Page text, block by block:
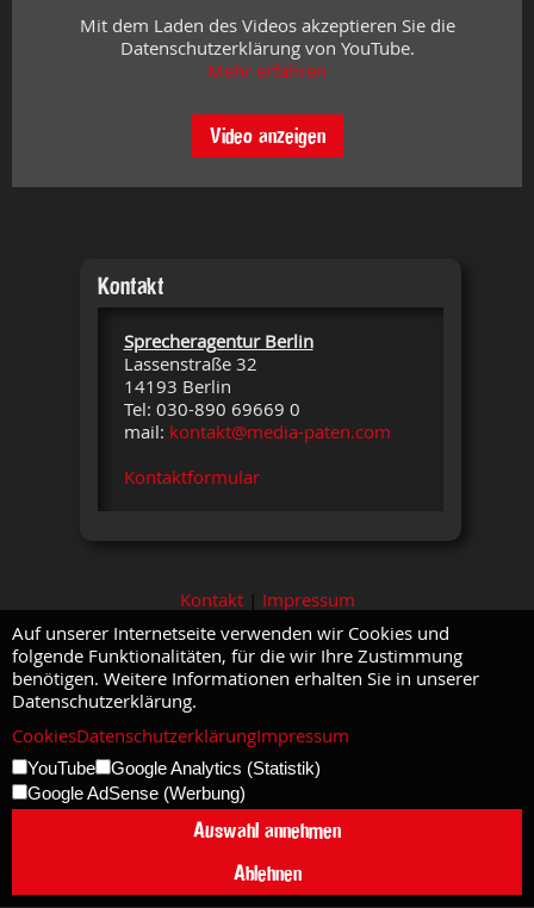
Mit dem Laden des Videos akzeptieren Sie die
Datenschutzerklärung von YouTube.
Mehr erfahren
Video anzeigen
Kontakt
Sprecheragentur Berlin
Lassenstraße 32
14193 Berlin
Tel: 030-890 69669 0
mail: kontakt@media-paten.com
Kontaktformular
Kontakt| Impressum
Auf unserer Internetseite verwenden wir Cookies und
folgende Funktionalitäten, für die wir Ihre Zustimmung
benötigen. Weitere Informationen erhalten Sie in unserer
Datenschutzerklärung.
CookiesDatenschutzerklärungImpressum
YouTube
Google Analytics (Statistik)
Google AdSense (Werbung)
Auswahl annehmen
Ablehnen